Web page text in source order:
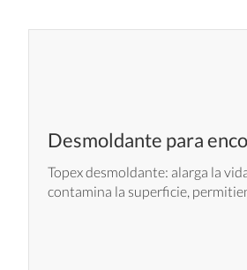
Desmoldante para
Topex desmoldante: alarga la
contamina la superficie,